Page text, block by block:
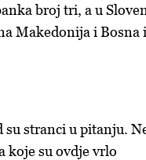
broj tri, a u
Makedonija i Bosna i
su stranci u pitanju.
koje su ovdje vrlo